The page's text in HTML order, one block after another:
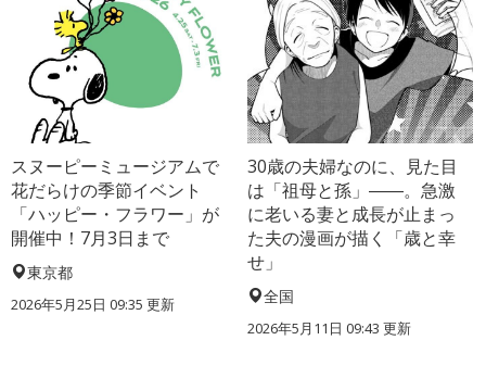
スヌーピーミュージアムで
花だらけの季節イベント
「ハッピー・フラワー」が
開催中！7月3日まで
東京都
2026年5月25日 09:35 更新
30歳の夫婦なのに、見た目
は「祖母と孫」――。急激
に老いる妻と成長が止まっ
た夫の漫画が描く「歳と幸
せ」
全国
2026年5月11日 09:43 更新